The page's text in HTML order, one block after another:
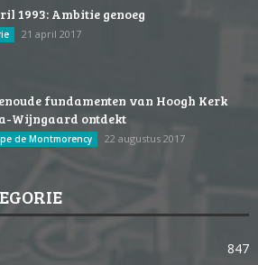
1993: Ambitie genoeg
21 april 2017
fundamenten van Hoogh Kerk
Wijngaard ontdekt
de Montmorency 22 augustus 2017
847